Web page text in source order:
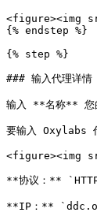
<figure><img
{% endstep %}
{% step %}
### 输入代理详情
输入 **名称** 您
要输入 Oxylabs
<figure><img
**协议：**
**IP：**